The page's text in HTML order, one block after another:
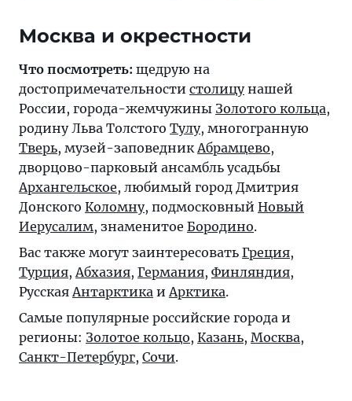
Москва и окрестности
Что посмотреть: щедрую на
достопримечательности столицунашей
России, города-жемчужины Золотого кольца,
родину Льва Толстого Тулу, многогранную
Тверь, музей-заповедникАбрамцево,
дворцово-парковый ансамбль усадьбы
Архангельское, любимый город Дмитрия
Донского Коломну, подмосковный Новый
Иерусалим, знаменитое Бородино.
Вас также могут заинтересовать Греция,
Турция,Абхазия, Германия, Финляндия,
РусскаяАнтарктика иАрктика.
Самые популярные российские города и
регионы: Золотое кольцо, Казань, Москва,
Санкт-Петербург, Сочи.